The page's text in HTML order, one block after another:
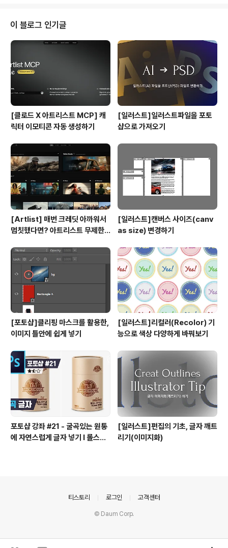
가계부 [ 주요 기능 ] • SMS와 MMS로 오는 은행과 카드
사 문자 자동 입력 기능 • 푸쉬 알림 어플의 입출금 메세지
자동 입력 기능 ( 푸쉬 입력 특허 등록 번호 : 제 10-1580
947 호 ) ( 다른 가계부와 차별화 되는 똑똑가계부만의 기
능입니다! ) • 지..
이 블로그 인기글
[클로드 X 아트리스트 MCP] 캐
릭터 이모티콘 자동 생성하기
[일러스트]일러스트파일을 포토
샵으로 가져오기
[Artlist] 매번 크레딧 아까워서
멈칫했다면? 아트리스트 무제한
[일러스트]캔버스 사이즈(canv
as size) 변경하기
[포토샵]클리핑 마스크를 활용한,
이미지 틀안에 쉽게 넣기
[일러스트]리컬러(Recolor) 기
능으로 색상 다양하게 바꿔보기
포토샵 강좌 #21 - 굴곡있는 원통
에 자연스럽게 글자 넣기 I 롤스토
[일러스트]편집의 기초, 글자 깨트
리기(이미지화)
티스토리 로그인 고객센터
© Daum Corp.